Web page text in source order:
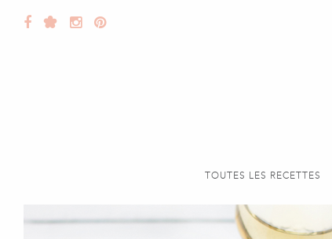
TOUTES LES RECETTES